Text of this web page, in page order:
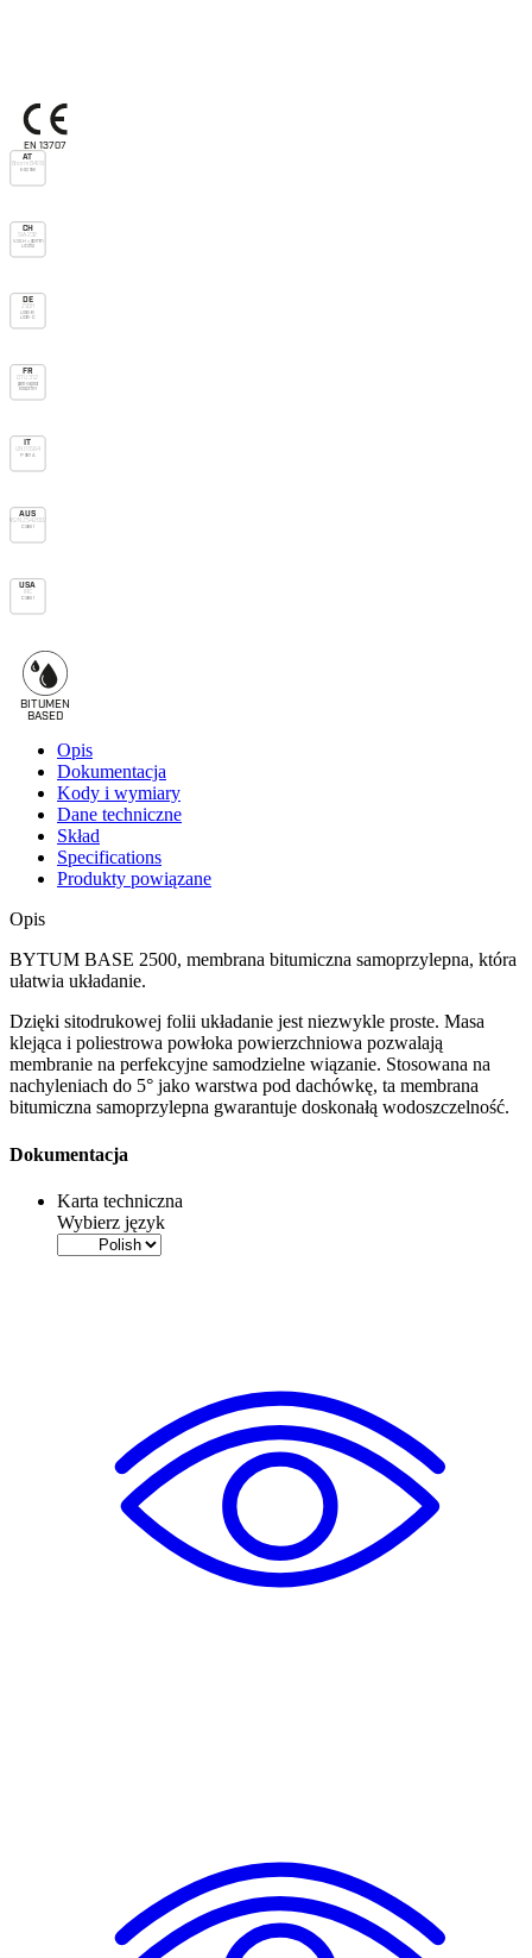
EN 13707
AT
Önorm B4119
E-do nsk
CH
SIA 232
V.v.o. H > 90mm
UD (fu)
DE
ZVDH
USB-B
UDB-C
FR
DTU 31.2
pare-vapeur
E1 Sd3 TR1
IT
UNI 11564
P SR1 A
AUS
AS/NZS 4200.1
Class 1
USA
IRC
Class 1
BITUMEN
BASED
Opis
Dokumentacja
Kody i wymiary
Dane techniczne
Skład
Specifications
Produkty powiązane
Opis
BYTUM BASE 2500, membrana bitumiczna samoprzylepna, która
ułatwia układanie.
Dzięki sitodrukowej folii układanie jest niezwykle proste. Masa
klejąca i poliestrowa powłoka powierzchniowa pozwalają
membranie na perfekcyjne samodzielne wiązanie. Stosowana na
nachyleniach do 5° jako warstwa pod dachówkę, ta membrana
bitumiczna samoprzylepna gwarantuje doskonałą wodoszczelność.
Dokumentacja
Karta techniczna
Wybierz język